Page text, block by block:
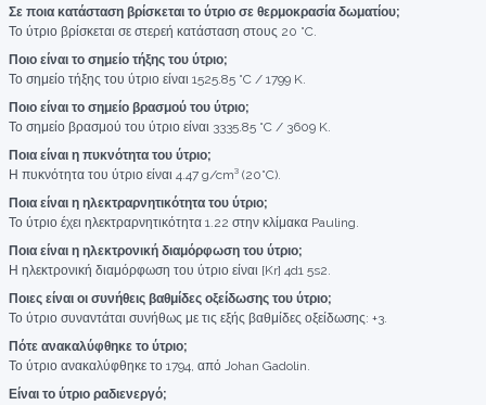
Σε ποια κατάσταση βρίσκεται το ύτριο σε θερμοκρασία δωματίου;
Το ύτριο βρίσκεται σε στερεή κατάσταση στους 20 °C.
Ποιο είναι το σημείο τήξης του ύτριο;
Το σημείο τήξης του ύτριο είναι 1525.85 °C / 1799 K.
Ποιο είναι το σημείο βρασμού του ύτριο;
Το σημείο βρασμού του ύτριο είναι 3335.85 °C / 3609 K.
Ποια είναι η πυκνότητα του ύτριο;
Η πυκνότητα του ύτριο είναι 4.47 g/cm³ (20°C).
Ποια είναι η ηλεκτραρνητικότητα του ύτριο;
Το ύτριο έχει ηλεκτραρνητικότητα 1.22 στην κλίμακα Pauling.
Ποια είναι η ηλεκτρονική διαμόρφωση του ύτριο;
Η ηλεκτρονική διαμόρφωση του ύτριο είναι [Kr] 4d1 5s2.
Ποιες είναι οι συνήθεις βαθμίδες οξείδωσης του ύτριο;
Το ύτριο συναντάται συνήθως με τις εξής βαθμίδες οξείδωσης: +3.
Πότε ανακαλύφθηκε το ύτριο;
Το ύτριο ανακαλύφθηκε το 1794, από Johan Gadolin.
Είναι το ύτριο ραδιενεργό;